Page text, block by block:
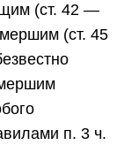
(ст. 42 —
(ст. 45
п. 3 ч.